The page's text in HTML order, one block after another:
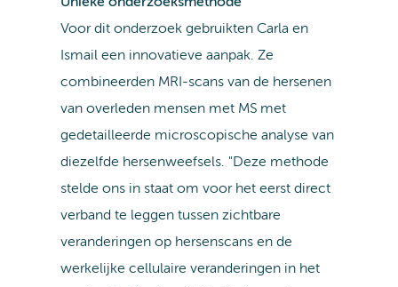
Voor dit onderzoek gebruikten Carla en
Ismail een innovatieve aanpak. Ze
combineerden MRI-scans van de hersenen
van overleden mensen met MS met
gedetailleerde microscopische analyse van
diezelfde hersenweefsels. "Deze methode
stelde ons in staat om voor het eerst direct
verband te leggen tussen zichtbare
veranderingen op hersenscans en de
werkelijke cellulaire veranderingen in het